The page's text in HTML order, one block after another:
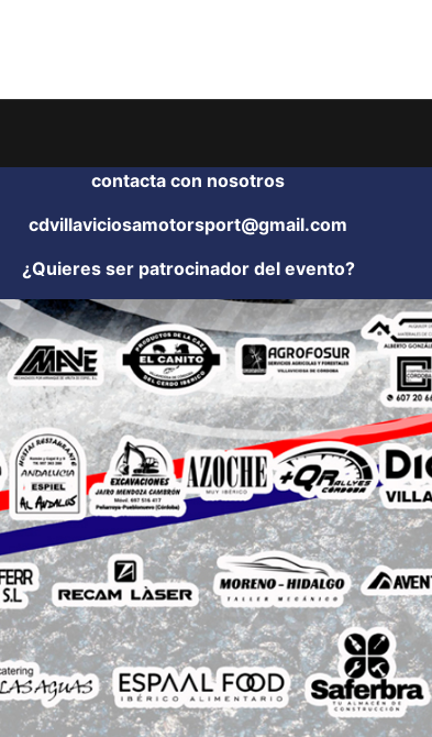
contacta con nosotros
cdvillaviciosamotorsport@gmail.com
¿Quieres ser patrocinador del evento?